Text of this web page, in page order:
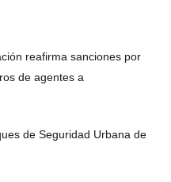
reafirma sanciones por
de agentes a
de Seguridad Urbana de